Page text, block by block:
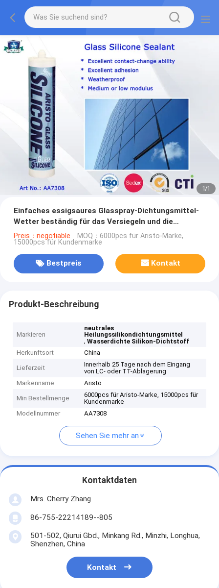
1/1
Einfaches essigsaures Glasspray-Dichtungsmittel-
Wetter beständig für das Versiegeln und die
Verpfändung
Preis：negotiable MOQ：6000pcs für Aristo-Marke,
15000pcs für Kundenmarke
Bestpreis Kontakt
Produkt-Beschreibung
Markieren
neutrales
Heilungssilikondichtungsmittel
,Wasserdichte Silikon-Dichtstoff
Herkunftsort
China
Lieferzeit
Innerhalb 25 Tage nach dem Eingang
von LC- oder TT-Ablagerung
Markenname
Aristo
Min Bestellmenge
6000pcs für Aristo-Marke, 15000pcs für
Kundenmarke
Modellnummer
AA7308
Sehen Sie mehr an
Kontaktdaten
Mrs. Cherry Zhang
86-755-22214189--805
501-502, Qiurui Gbd., Minkang Rd., Minzhi, Longhua,
Shenzhen, China
Kontakt